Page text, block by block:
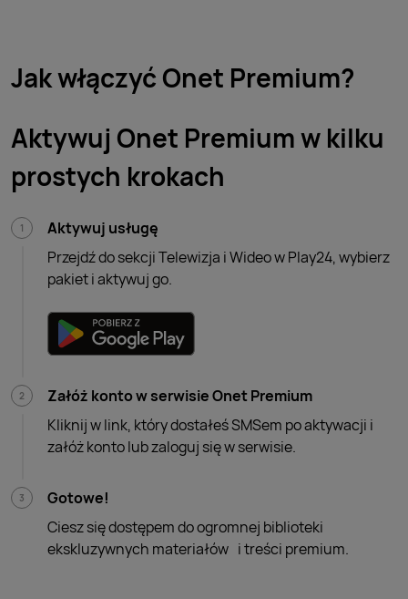
Jak włączyć Onet Premium?
Aktywuj Onet Premium w kilku
prostych krokach
Aktywuj usługę
Przejdź do sekcji Telewizja i Wideo w Play24, wybierz
pakiet i aktywuj go.
Załóż konto w serwisie Onet Premium
Kliknij w link, który dostałeś SMSem po aktywacji i
załóż konto lub zaloguj się w serwisie.
Gotowe!
Ciesz się dostępem do ogromnej biblioteki
ekskluzywnych materiałów i treści premium.